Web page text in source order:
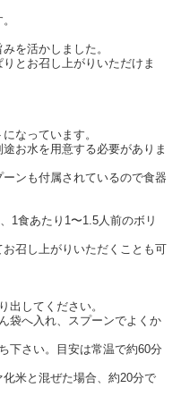
を活かしました。
とお召し上がりいただけま
なっています。
お水を用意する必要がありま
ンも付属されているので食器
1食あたり1〜1.5人前のボリ
召し上がりいただくことも可
出してください。
袋へ入れ、スプーンでよくか
下さい。目安は常温で約60分
米と混ぜた場合、約20分で